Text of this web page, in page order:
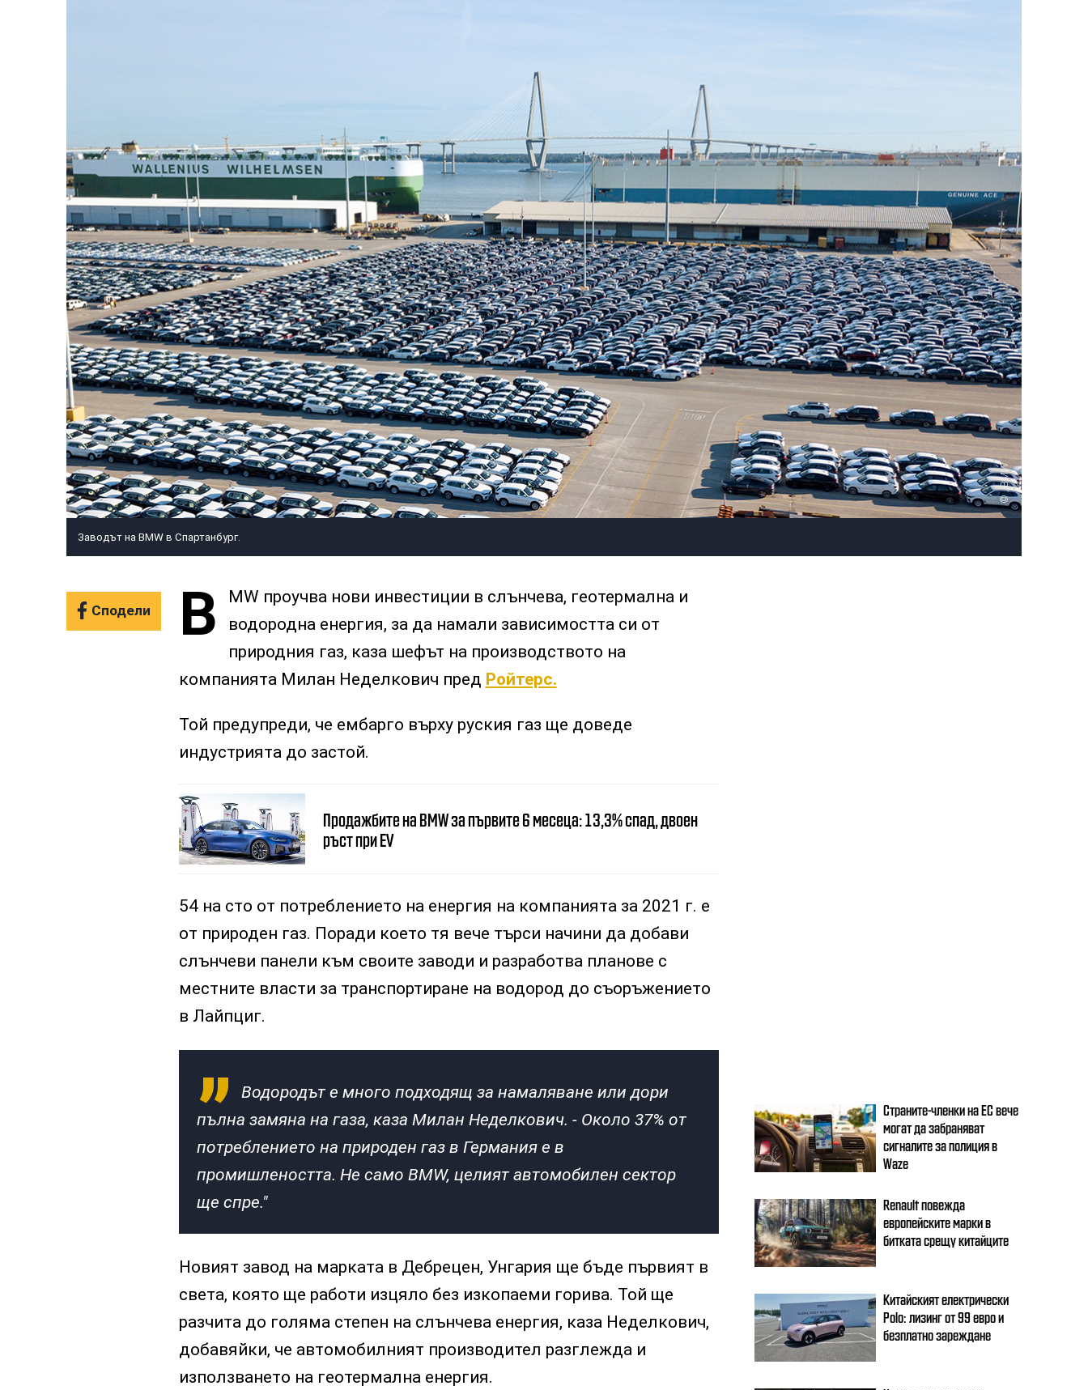
, BMW
Заводът на BMW в Спартанбург.
Сподели B
MW проучва нови инвестиции в слънчева, геотермална и
водородна енергия, за да намали зависимостта си от
природния газ, каза шефът на производството на
компанията Милан Неделкович пред Ройтерс.
Той предупреди, че ембарго върху руския газ ще доведе
индустрията до застой.
Продажбите на BMW за първите 6 месеца: 13,3% спад, двоен
ръст при EV
54 на сто от потреблението на енергия на компанията за 2021 г. е
от природен газ. Поради което тя вече търси начини да добави
слънчеви панели към своите заводи и разработва планове с
местните власти за транспортиране на водород до съоръжението
в Лайпциг.
Водородът е много подходящ за намаляване или дори
пълна замяна на газа, каза Милан Неделкович. - Около 37% от
потреблението на природен газ в Германия е в
промишлеността. Не само BMW, целият автомобилен сектор
ще спре."
Новият завод на марката в Дебрецен, Унгария ще бъде първият в
света, която ще работи изцяло без изкопаеми горива. Той ще
разчита до голяма степен на слънчева енергия, каза Неделкович,
добавяйки, че автомобилният производител разглежда и
използването на геотермална енергия.
Страните-членки на ЕС вече
могат да забраняват
сигналите за полиция в
Waze
Renault повежда
европейските марки в
битката срещу китайците
Китайският електрически
Polo: лизинг от 99 евро и
безплатно зареждане